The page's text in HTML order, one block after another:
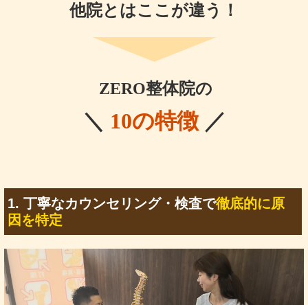
他院とはここが違う！
ZERO整体院の
＼ 10の特徴／
1. 丁寧なカウンセリング・検査で徹底的に原
因を特定